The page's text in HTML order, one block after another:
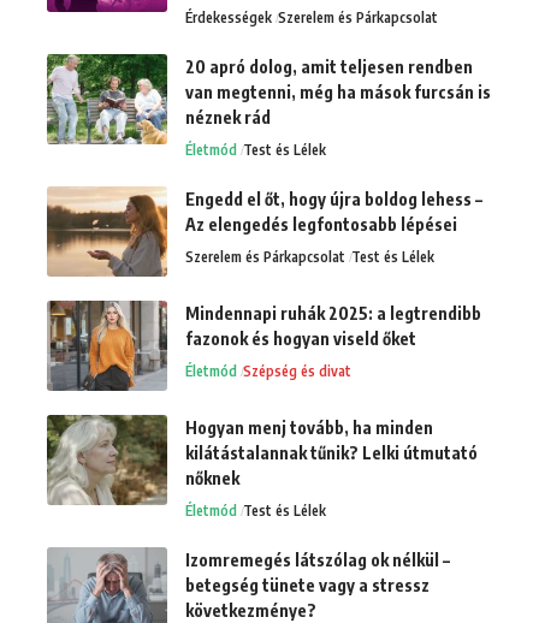
Érdekességek Szerelem és Párkapcsolat
20 apró dolog, amit teljesen rendben
van megtenni, még ha mások furcsán is
néznek rád
Életmód Test és Lélek
Engedd el őt, hogy újra boldog lehess –
Az elengedés legfontosabb lépései
Szerelem és Párkapcsolat Test és Lélek
Mindennapi ruhák 2025: a legtrendibb
fazonok és hogyan viseld őket
Életmód Szépség és divat
Hogyan menj tovább, ha minden
kilátástalannak tűnik? Lelki útmutató
nőknek
Életmód Test és Lélek
Izomremegés látszólag ok nélkül –
betegség tünete vagy a stressz
következménye?